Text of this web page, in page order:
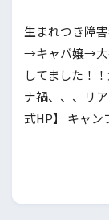
生まれつき障
→キャバ嬢→大
してました！
ナ禍、、、リ
式HP】 キャ